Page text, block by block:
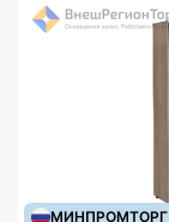
МИНПРОМТОРГ